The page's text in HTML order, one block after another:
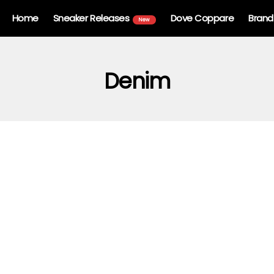
Home Sneaker Releases New Dove Coppare Brand
Denim